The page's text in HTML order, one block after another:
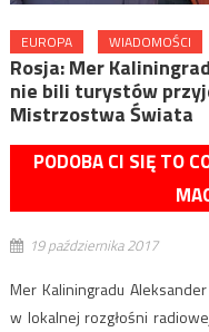
EUROPA WIADOMOŚCI
Rosja: Mer
nie bili turystów
Mistrzostwa Świata
PODOBA CI SIĘ TO
19 października 2017
Mer Kaliningradu
w lokalnej rozgłośni